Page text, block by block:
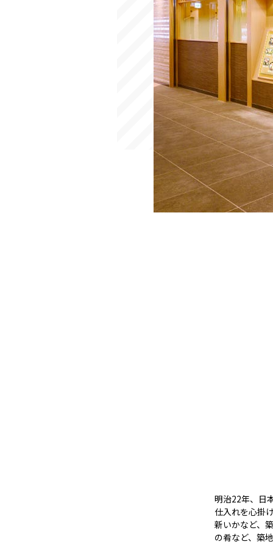
明治22年、日
仕入れを心掛
新いかなど、
の肴など、築